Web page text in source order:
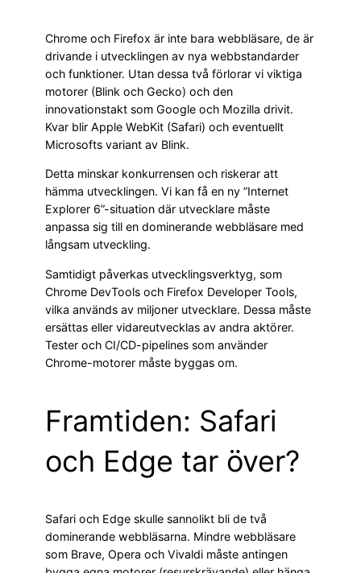
Chrome och Firefox är inte bara webbläsare, de är
drivande i utvecklingen av nya webbstandarder
och funktioner. Utan dessa två förlorar vi viktiga
motorer (Blink och Gecko) och den
innovationstakt som Google och Mozilla drivit.
Kvar blir Apple WebKit (Safari) och eventuellt
Microsofts variant av Blink.
Detta minskar konkurrensen och riskerar att
hämma utvecklingen. Vi kan få en ny ”Internet
Explorer 6”-situation där utvecklare måste
anpassa sig till en dominerande webbläsare med
långsam utveckling.
Samtidigt påverkas utvecklingsverktyg, som
Chrome DevTools och Firefox Developer Tools,
vilka används av miljoner utvecklare. Dessa måste
ersättas eller vidareutvecklas av andra aktörer.
Tester och CI/CD-pipelines som använder
Chrome-motorer måste byggas om.
Framtiden: Safari
och Edge tar över?
Safari och Edge skulle sannolikt bli de två
dominerande webbläsarna. Mindre webbläsare
som Brave, Opera och Vivaldi måste antingen